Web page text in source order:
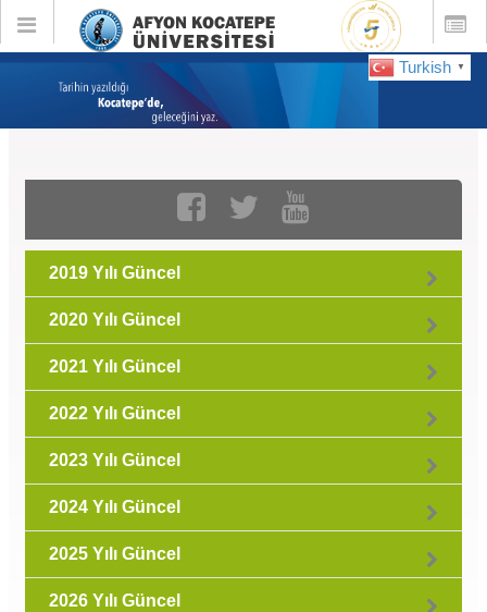
Toggle
global
Toggle
Turkish ▼
GÜNCEL : Temmuz 2023
2019 Yılı Güncel
2020 Yılı Güncel
2021 Yılı Güncel
2022 Yılı Güncel
2023 Yılı Güncel
2024 Yılı Güncel
2025 Yılı Güncel
2026 Yılı Güncel